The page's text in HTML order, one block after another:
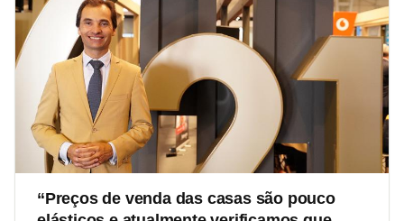
“Preços de venda das casas são pouco